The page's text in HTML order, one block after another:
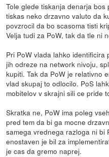
Tole glede tiskanja denarja
tiskas neko drzavno valuto da
povzrocil da bo scasoma tisti
Velja tudi za PoW, tak da tle ni
Pri PoW vlada lahko
jih odreze na network nivoju,
kupiti. Tak da PoW je relativno
vlad skupaj to odlocilo. PoS
mobitelov v skrajni sili ce pride
Skratka ne, PoW ima poleg
pred tem da bi ga mocne
samega vrednega razloga ni bi
enostaven je bil za
je cas da gremo naprej.